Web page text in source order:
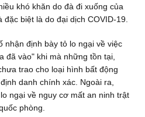
khó khăn do đà đi xuống của
biệt là do đại dịch COVID-19.
nhận định bày tỏ lo ngại về việc
đã vào" khi mà những tồn tại,
trao cho loại hình bất động
danh chính xác. Ngoài ra,
ngại về nguy cơ mất an ninh trật
phòng.